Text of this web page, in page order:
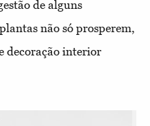
de alguns
não só prosperem,
decoração interior